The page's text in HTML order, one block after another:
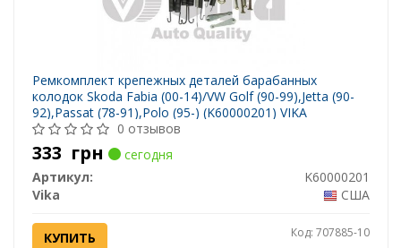
Ремкомплект крепежных деталей барабанных
колодок Skoda Fabia (00-14)/VW Golf (90-99),Jetta (90-
92),Passat (78-91),Polo (95-) (K60000201) VIKA
0 отзывов
333 грн
сегодня
Артикул:
K60000201
Vika
США
КУПИТЬ Код: 707885-10